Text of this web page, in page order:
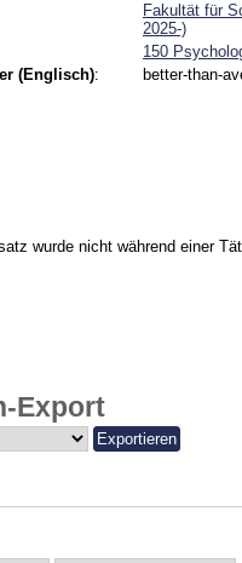
Fakultät für
2025-)
150
(Englisch): better-than-
wurde nicht während einer
Export